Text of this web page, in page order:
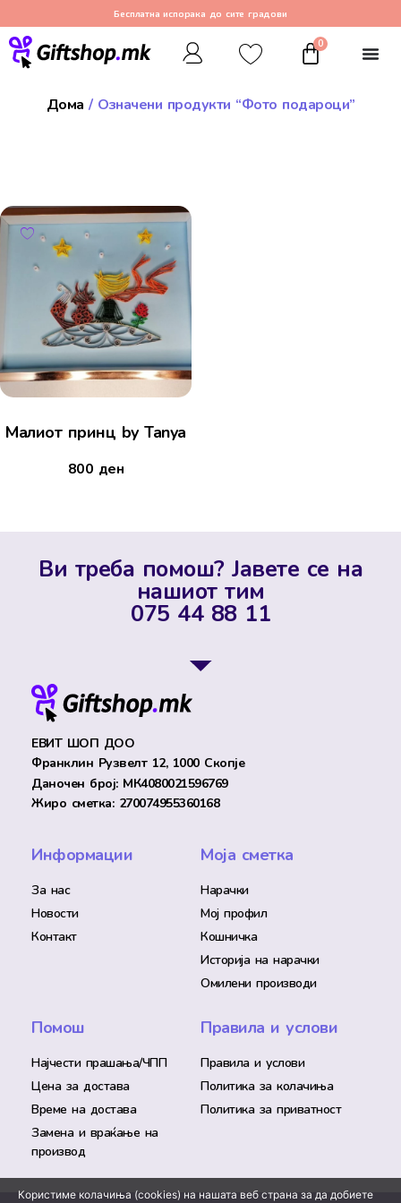
Бесплатна испорака до сите градови
0
Дома / Означени продукти “Фото подароци”
Малиот принц by Tanya
800 ден
Ви треба помош? Јавете се на
нашиот тим
075 44 88 11
ЕВИТ ШОП ДОО
Франклин Рузвелт 12, 1000 Скопје
Даночен број: МК4080021596769
Жиро сметка: 270074955360168
Информации
За нас
Новости
Контакт
Моја сметка
Нарачки
Мој профил
Кошничка
Историја на нарачки
Омилени производи
Помош
Најчести прашања/ЧПП
Цена за достава
Време на достава
Замена и враќање на
производ
Правила и услови
Правила и услови
Политика за колачиња
Политика за приватност
Користиме колачиња (cookies) на нашата веб страна за да добиете